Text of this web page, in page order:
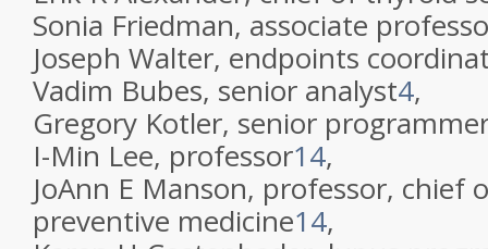
Sonia Friedman, associate
Joseph Walter, endpoints
Vadim Bubes, senior analyst4,
Gregory Kotler, senior
I-Min Lee, professor14,
JoAnn E Manson, professor, chief
preventive medicine14,